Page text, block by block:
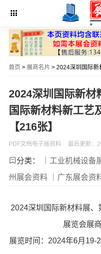
首页 > 展商名片 > 2024深圳国际新材料展展商
2024深圳国际新材
国际新材料新工艺
【216张】
PDF文档电子版资料 最后更新：
分类： ｜工业机械设备
州展会资料
｜广东展会资
2024深圳国际新材料展
展览会展
展览时间：2024年6月